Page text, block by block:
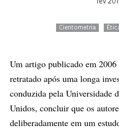
fev
Cientometria
Um artigo publicado em
retratado após uma longa
conduzida pela Universidade
Unidos, concluir que os
deliberadamente em um